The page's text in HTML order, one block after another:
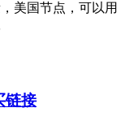
美国节点，可以用
链接